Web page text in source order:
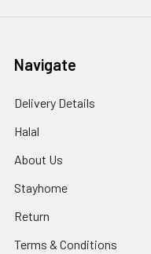
Navigate
Delivery Details
Halal
About Us
Stayhome
Return
Terms & Conditions